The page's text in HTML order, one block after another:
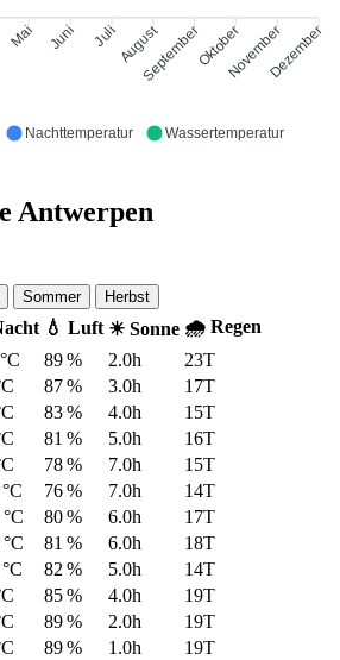
Mai Juni Juli AugustSeptemberOktoberNovemberDezember
Nachttemperatur Wassertemperatur
Antwerpen
Sommer Herbst
💧 Luft ☀ Sonne 🌧 Regen
89 % 2.0h
23T
87 % 3.0h
17T
83 % 4.0h
15T
81 % 5.0h
16T
78 % 7.0h
15T
76 % 7.0h
14T
80 % 6.0h
17T
81 % 6.0h
18T
82 % 5.0h
14T
85 % 4.0h
19T
89 % 2.0h
19T
89 % 1.0h 19T